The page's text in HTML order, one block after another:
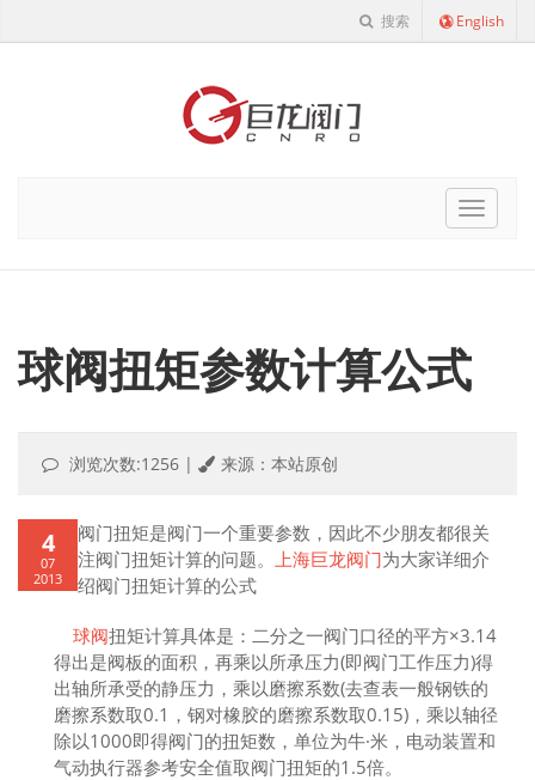
搜索 English
Cnro
球阀扭矩参数计算公式
浏览次数:1256 | 来源：本站原创
4
07
2013
阀门扭矩是阀门一个重要参数，因此不少朋友都很关
注阀门扭矩计算的问题。 上海巨龙阀门为大家详细介
绍阀门扭矩计算的公式
球阀扭矩计算具体是：二分之一阀门口径的平方×3.14
得出是阀板的面积，再乘以所承压力(即阀门工作压力)得
出轴所承受的静压力，乘以磨擦系数(去查表一般钢铁的
磨擦系数取0.1，钢对橡胶的磨擦系数取0.15)，乘以轴径
除以1000即得阀门的扭矩数，单位为牛·米，电动装置和
气动执行器参考安全值取阀门扭矩的1.5倍。